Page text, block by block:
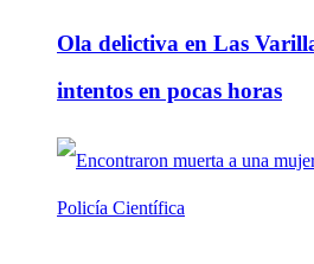
Ola delictiva en Las
intentos en pocas horas